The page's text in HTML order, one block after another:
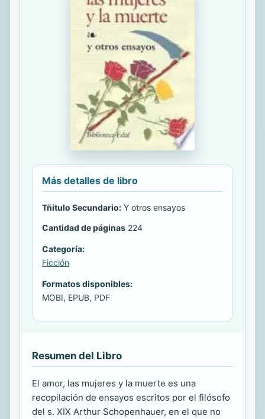
Más detalles de libro
Tñitulo Secundario: Y otros ensayos
Cantidad de páginas 224
Categoría:
Ficción
Formatos disponibles:
MOBI, EPUB, PDF
Resumen del Libro
El amor, las mujeres y la muerte es una
recopilación de ensayos escritos por el filósofo
del s. XIX Arthur Schopenhauer, en el que no